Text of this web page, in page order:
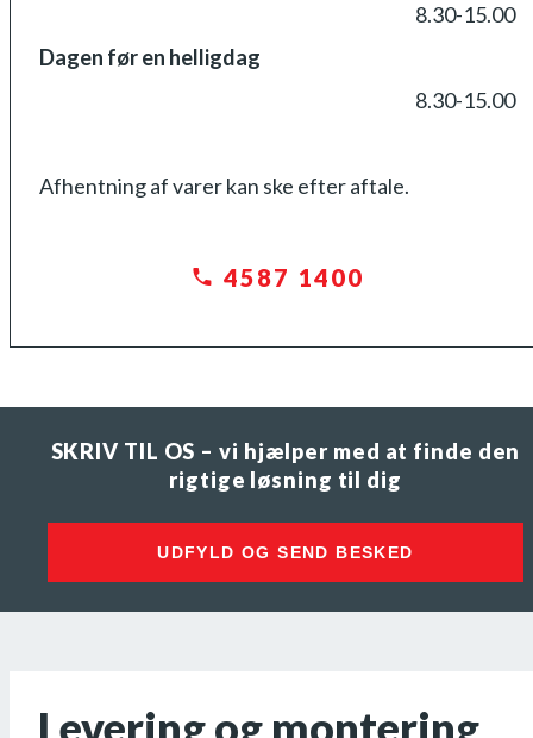
8.30-15.00
Dagen før en helligdag
8.30-15.00
Afhentning af varer kan ske efter aftale.
4587 1400
SKRIV TIL OS – vi hjælper med at finde den
rigtige løsning til dig
UDFYLD OG SEND BESKED
Levering og montering